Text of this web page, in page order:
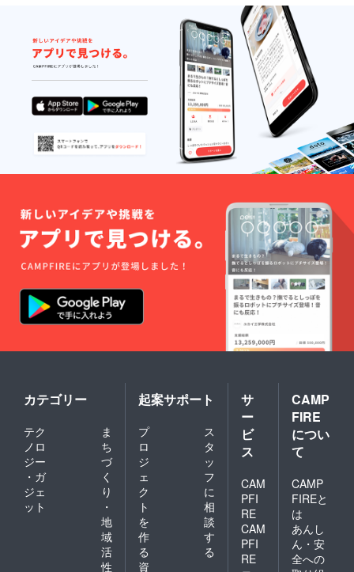
カテゴリー
テク
ノロ
ジー
・ガ
ジェ
ット
ま
ち
づ
く
り
・
地
域
活
性
起案サポート
プ
ロ
ジ
ェ
ク
ト
を
作
る
ス
タ
ッ
フ
に
相
談
す
る
資
サ
ー
ビ
ス
CAM
PFI
RE
CAM
PFI
RE
CAMP
FIRE
につい
て
CAMP
FIREと
は
あんし
ん・安
全への